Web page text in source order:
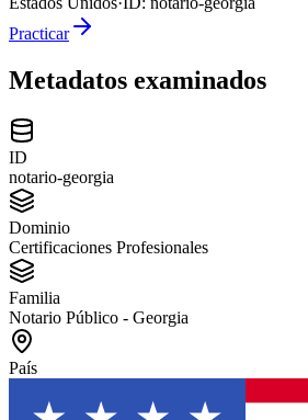
Practicar
Metadatos examinados
ID
notario-georgia
Dominio
Certificaciones Profesionales
Familia
Notario Público - Georgia
País